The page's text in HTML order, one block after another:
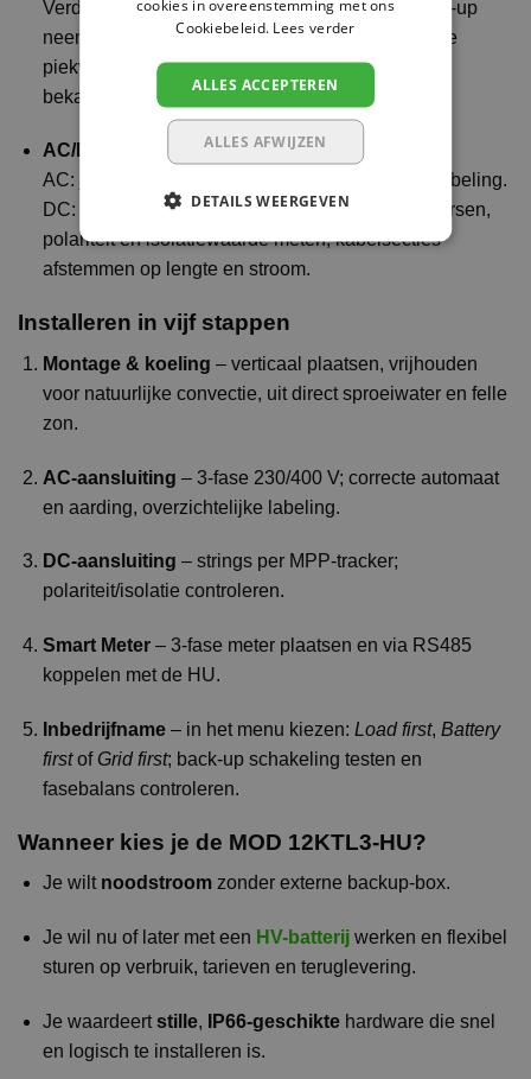
Verdeel zware verbruikers over de fasen. In back-up
neem je vooral deessentiëlegroepen mee; grote
piekverbruikers alleen als je batterijstapel en
bekabeling daarop berekend zijn.
AC/DC-details
AC: juiste automaat/selectiviteit, aarding, nette labeling.
DC: waterdichte MC4/H4-connectors
correct persen,
polariteit en isolatiewaarde meten, kabelsecties
afstemmen op lengte en stroom.
Installeren in vijf stappen
Montage & koeling – verticaal plaatsen, vrijhouden
voor natuurlijke convectie, uit direct sproeiwater en felle
zon.
AC-aansluiting – 3-fase 230/400 V; correcte automaat
en aarding, overzichtelijke labeling.
DC-aansluiting – strings per MPP-tracker;
polariteit/isolatie controleren.
Smart Meter– 3-fase meter plaatsen en via RS485
koppelen met de HU.
Inbedrijfname– in het menu kiezen: Load first, Battery
firstof Grid first; back-up schakeling testen en
fasebalans controleren.
Wanneer kies je de MOD 12KTL3-HU?
Je wilt noodstroomzonder externe backup-box.
Je wil nu of later met een HV-batterijwerken en flexibel
sturen op verbruik, tarieven en teruglevering.
Je waardeertstille, IP66-geschiktehardware die snel
en logisch te installeren is.
cookies in overeenstemming met ons
Cookiebeleid. Lees verder
ALLES ACCEPTEREN
ALLES AFWIJZEN
DETAILS WEERGEVEN